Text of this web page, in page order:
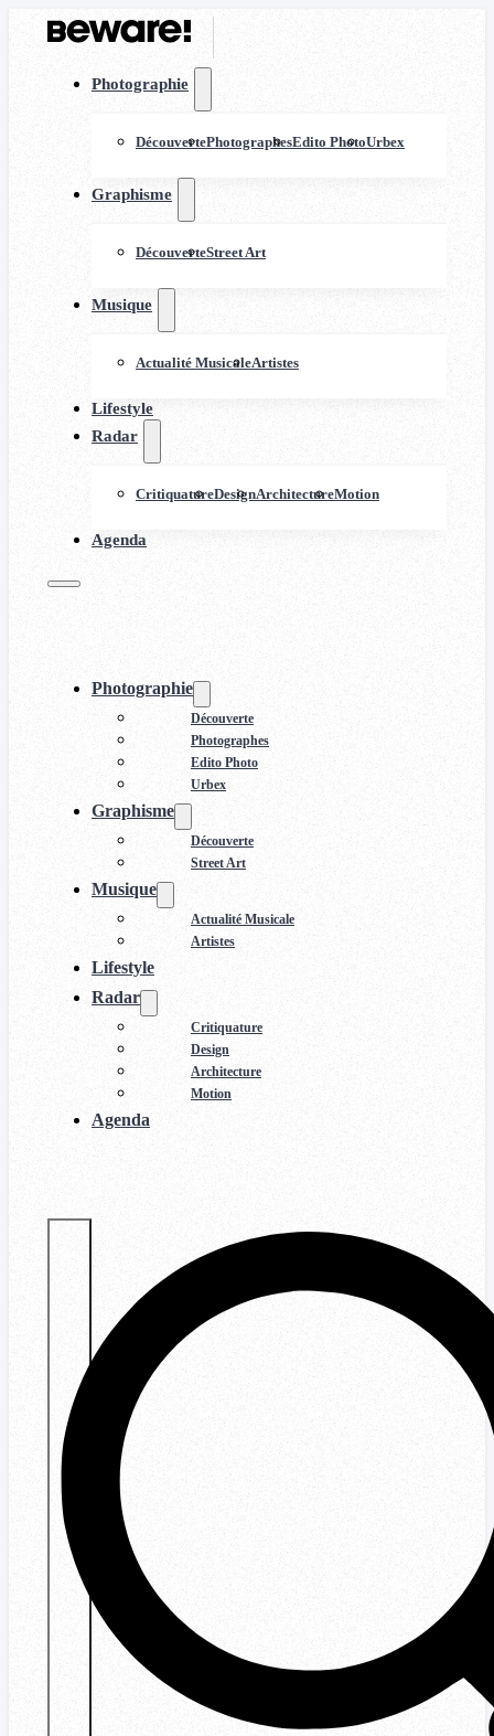
Photographie
DécouvertePhotographesEdito PhotoUrbex
Graphisme
DécouverteStreet Art
Musique
Actualité MusicaleArtistes
Lifestyle
Radar
CritiquatureDesignArchitectureMotion
Agenda
Photographie
Découverte
Photographes
Edito Photo
Urbex
Graphisme
Découverte
Street Art
Musique
Actualité Musicale
Artistes
Lifestyle
Radar
Critiquature
Design
Architecture
Motion
Agenda